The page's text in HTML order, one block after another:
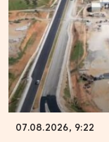
07.08.2026, 9:22